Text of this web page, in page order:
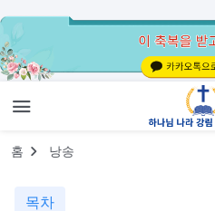
홈 낭송
목차